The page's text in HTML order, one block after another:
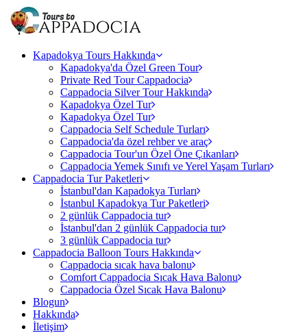
Kapadokya Tours Hakkında
Kapadokya'da Özel Green Tour
Private Red Tour Cappadocia
Cappadocia Silver Tour Hakkında
Kapadokya Özel Tur
Kapadokya Özel Tur
Cappadocia Self Schedule Turları
Cappadocia'da özel rehber ve araç
Cappadocia Tour'un Özel Öne Çıkanları
Cappadocia Yemek Sınıfı ve Yerel Yaşam Turları
Cappadocia Tur Paketleri
İstanbul'dan Kapadokya Turları
İstanbul Kapadokya Tur Paketleri
2 günlük Cappadocia tur
İstanbul'dan 2 günlük Cappadocia tur
3 günlük Cappadocia tur
Cappadocia Balloon Tours Hakkında
Cappadocia sıcak hava balonu
Comfort Cappadocia Sıcak Hava Balonu
Cappadocia Özel Sıcak Hava Balonu
Blogun
Hakkında
İletişim